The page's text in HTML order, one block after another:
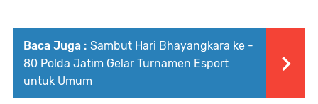
Baca Juga : Sambut Hari Bhayangkara ke -
80 Polda Jatim Gelar Turnamen Esport
untuk Umum